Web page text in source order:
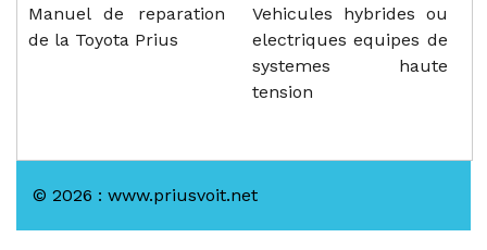
Manuel de reparation
de la Toyota Prius
Vehicules hybrides ou
electriques equipes de
systemes haute
tension
© 2026 : www.priusvoit.net